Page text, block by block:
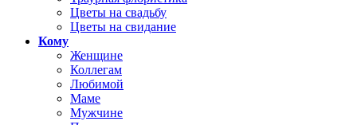
Цветы на свадьбу
Цветы на свидание
Кому
Женщине
Коллегам
Любимой
Маме
Мужчине